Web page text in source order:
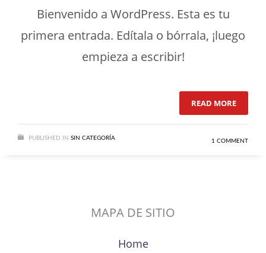
Bienvenido a WordPress. Esta es tu
primera entrada. Edítala o bórrala, ¡luego
empieza a escribir!
READ MORE
PUBLISHED IN SIN CATEGORÍA 1 COMMENT
MAPA DE SITIO
Home